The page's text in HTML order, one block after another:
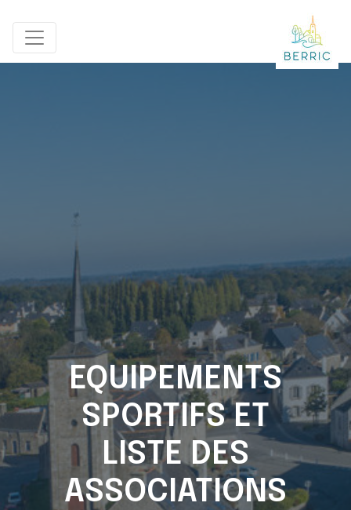
EQUIPEMENTS
SPORTIFS ET
LISTE DES
ASSOCIATIONS